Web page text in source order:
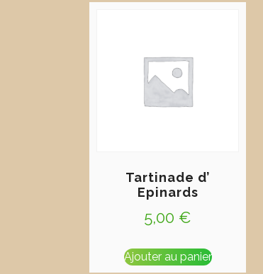
Tartinade d’
Epinards
5,00 €
Ajouter au panier